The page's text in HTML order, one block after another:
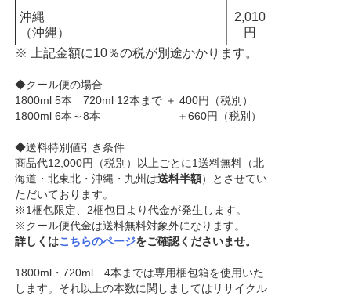
沖縄
（沖縄）
2,010
円
※ 上記金額に10％の税が別途かかります。
◆クール便の場合
1800ml 5本 720ml 12本まで ＋ 400円（税別）
1800ml 6本～8本 ＋660円（税別）
◆送料特別値引き条件
商品代12,000円（税別）以上ごとに1送料無料（北
海道・北東北・沖縄・九州は送料半額）とさせてい
ただいております。
※1梱包限定、2梱包目より代金が発生します。
※クール便代金は送料無料対象外になります。
詳しくはこちらのページをご確認くださいませ。
1800ml・720ml 4本までは専用梱包箱を使用いた
します。それ以上の本数に関しましてはリサイクル